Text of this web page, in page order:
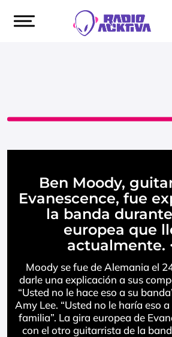
Ben Moody,
Evanescence, fue
la banda
europea que
actualmente.
Moody se fue de Alemania el
darle una explicación a sus
“Usted no le hace eso a su
Amy Lee. “Usted no le haría eso
familia”. La gira europea de
con el otro guitarrista de la